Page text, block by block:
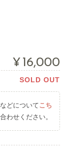
¥16,000
SOLD OUT
どについてこち
わせください。